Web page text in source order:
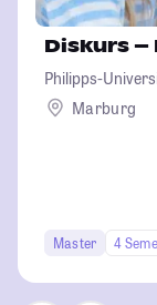
Diskurs
Philipps-
Marburg
Master 4